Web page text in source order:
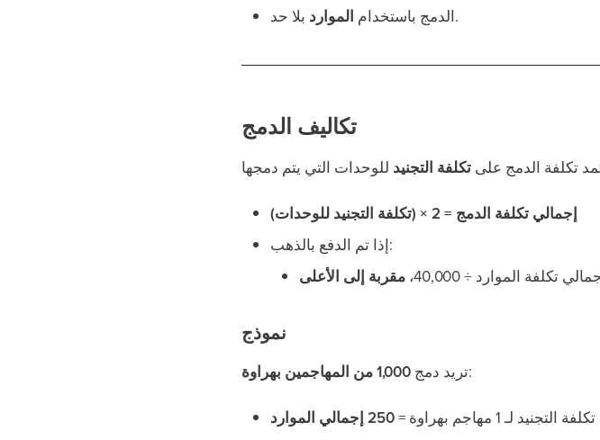
الدمج باستخدام الموارد بلا حد.
تكاليف الدمج
تكلفة الدمج على تكلفة التجنيد
إجمالي تكلفة الدمج = 2 × (تكلفة التجنيد للوحدات)
إذا تم الدفع بالذهب:
تكلفة الموارد ÷ 40,000،
مقربة إلى الأعلى
نموذج
تريد دمج 1,000 من المهاجمين بهراوة :
تكلفة التجنيد لـ 1 مهاجم بهراوة =
250 إجمالي الموارد